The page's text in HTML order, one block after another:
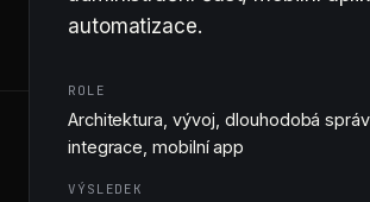
automatizace.
ROLE
Architektura, vývoj, dlouhodobá
integrace, mobilní app
VÝSLEDEK